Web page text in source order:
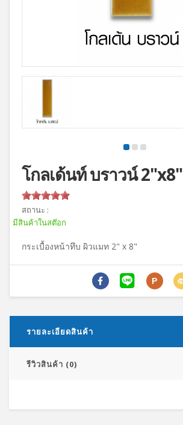
โกลเด้นท์ บราวน์ 2"x8"
สถานะ :
มีสินค้าในสต๊อก
กระเบื้องหน้าทึบ ผิวแมท 2" x 8"
P
รายละเอียดสินค้า
รีวิวสินค้า (0)